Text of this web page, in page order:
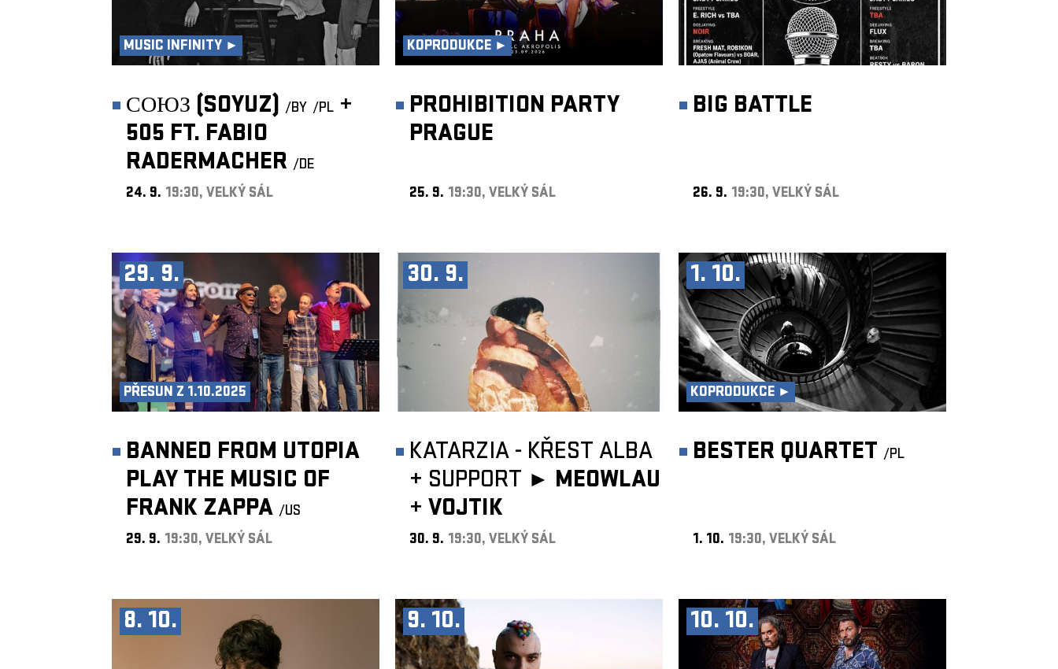
MUSIC INFINITY ►
СОЮЗ (SOYUZ) /BY /PL +
505 FT. FABIO
RADERMACHER /DE
24. 9. 19:30, VELKÝ SÁL
KOPRODUKCE ►
PROHIBITION PARTY
PRAGUE
25. 9. 19:30, VELKÝ SÁL
BIG BATTLE
26. 9. 19:30, VELKÝ SÁL
29. 9.
PŘESUN Z 1.10.2025
BANNED FROM UTOPIA
PLAY THE MUSIC OF
FRANK ZAPPA /US
29. 9. 19:30, VELKÝ SÁL
30. 9.
KATARZIA - KŘEST ALBA
+ SUPPORT ► MEOWLAU
+ VOJTIK
30. 9. 19:30, VELKÝ SÁL
1. 10.
KOPRODUKCE ►
BESTER QUARTET /PL
1. 10. 19:30, VELKÝ SÁL
8. 10. 9. 10. 10. 10.